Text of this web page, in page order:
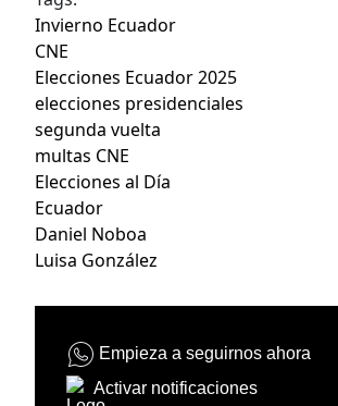
Invierno Ecuador
CNE
Elecciones Ecuador 2025
elecciones presidenciales
segunda vuelta
multas CNE
Elecciones al Día
Ecuador
Daniel Noboa
Luisa González
Empieza a seguirnos ahora
Activar notificaciones